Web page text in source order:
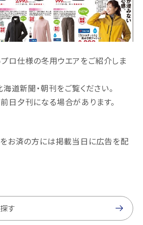
ロ仕様の冬用ウエアをご紹介しま
新聞・朝刊をご覧ください。
日夕刊になる場合があります。
お済の方には掲載当日に広告を配
す